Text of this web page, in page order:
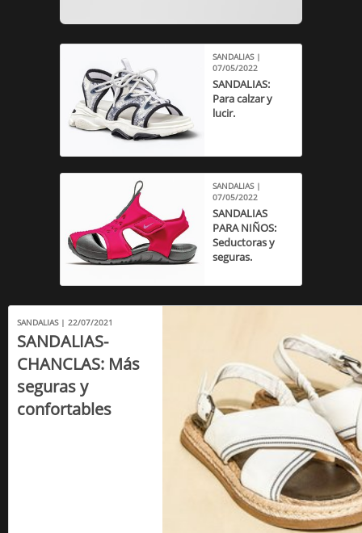
SANDALIAS |
07/05/2022
SANDALIAS:
Para calzar y
lucir.
SANDALIAS |
07/05/2022
SANDALIAS
PARA NIÑOS:
Seductoras y
seguras.
SANDALIAS | 22/07/2021
SANDALIAS-
CHANCLAS: Más
seguras y
confortables